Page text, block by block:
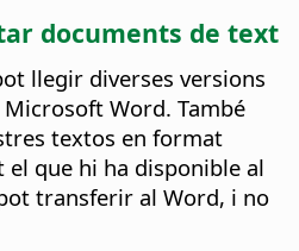
documents de text
llegir diverses versions
Word. També
textos en format
que hi ha disponible al
transferir al Word, i no